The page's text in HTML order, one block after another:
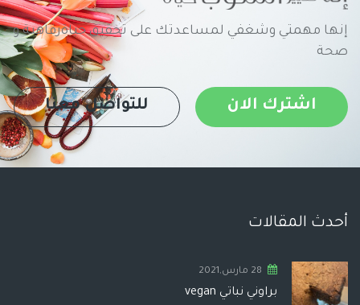
إنها مهمتي وشغفي لمساعدتك على تحقيق حياةرفاهية و
صحة
اشترك الان للتواصل معنا
أحدث المقالات
28 مارس,2021
براوني نباتي vegan